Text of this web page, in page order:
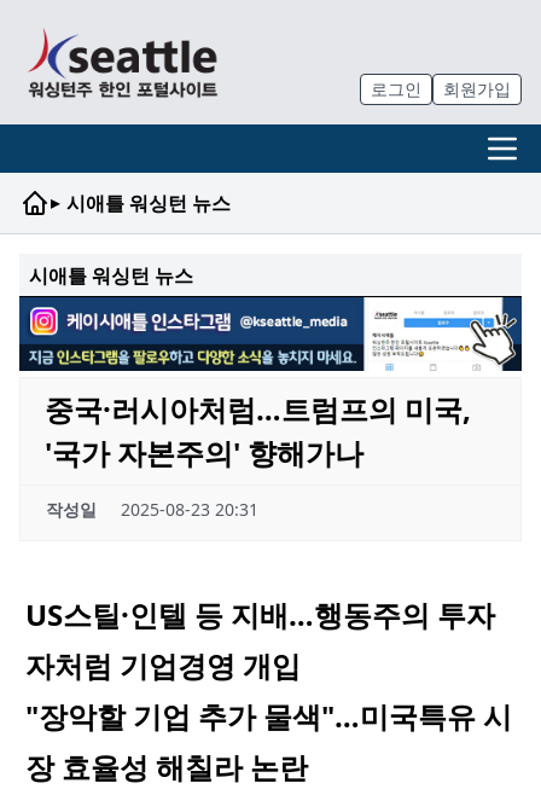
로그인 회원가입
▸ 시애틀 워싱턴 뉴스
시애틀 워싱턴 뉴스
중국·러시아처럼…트럼프의 미국,
'국가 자본주의' 향해가나
작성일 2025-08-23 20:31
US스틸·인텔 등 지배…행동주의 투자
자처럼 기업경영 개입
"장악할 기업 추가 물색"…미국특유 시
장 효율성 해칠라 논란